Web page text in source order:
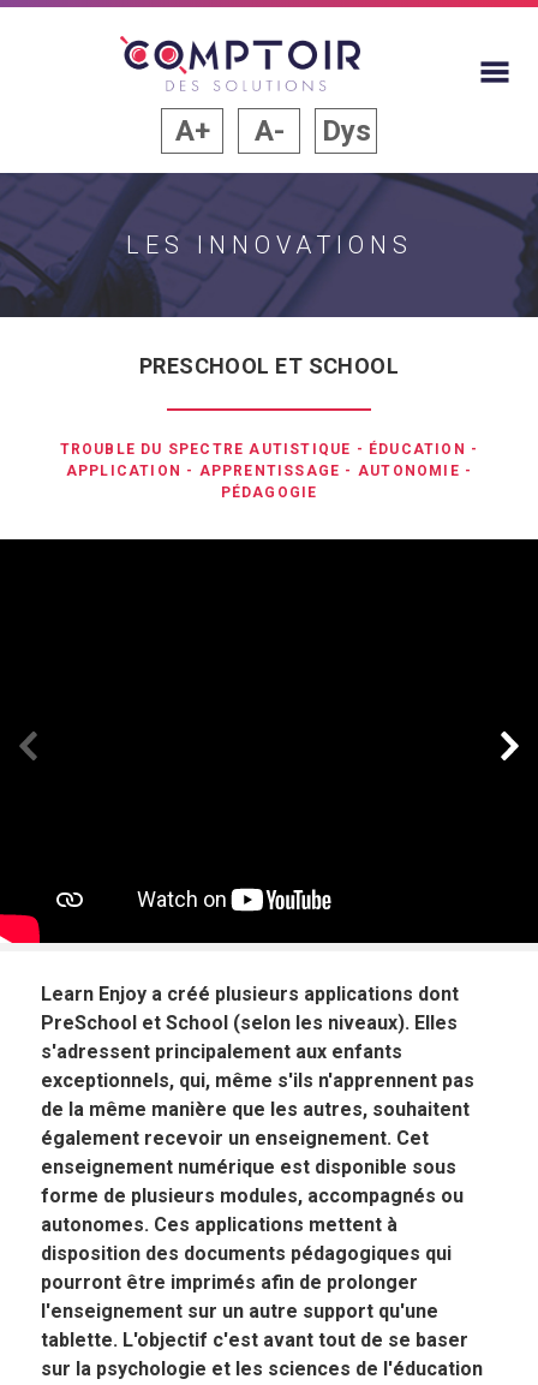
A+ A- Dys
LES INNOVATIONS
PRESCHOOL ET SCHOOL
TROUBLE DU SPECTRE AUTISTIQUE - ÉDUCATION -
APPLICATION - APPRENTISSAGE - AUTONOMIE -
PÉDAGOGIE
Panneau précédent
Learn Enjoy a créé plusieurs applications dont
PreSchool et School (selon les niveaux). Elles
s'adressent principalement aux enfants
exceptionnels, qui, même s'ils n'apprennent pas
de la même manière que les autres, souhaitent
également recevoir un enseignement. Cet
enseignement numérique est disponible sous
forme de plusieurs modules, accompagnés ou
autonomes. Ces applications mettent à
disposition des documents pédagogiques qui
pourront être imprimés afin de prolonger
l'enseignement sur un autre support qu'une
tablette. L'objectif c'est avant tout de se baser
sur la psychologie et les sciences de l'éducation